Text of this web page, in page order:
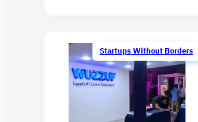
Startups Without Borders